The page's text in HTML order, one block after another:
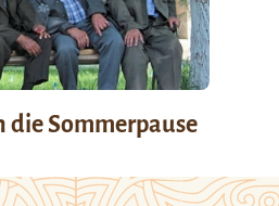
die Sommerpause